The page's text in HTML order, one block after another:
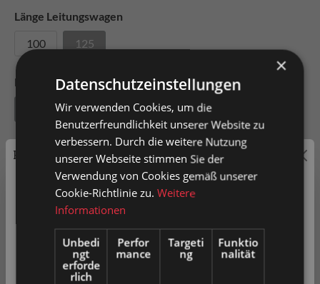
Länge Leitungswagen
100
125
Radius Auflage
80
In den Warenkorb
Artikel-Nr. 0020682
Preisauszeichnung
Privatkunden können Preise mit MwSt. (brutto) und
Geschäftskunden Preise ohne MwSt. (netto) angezeigt
werden.
Bitte wählen Sie Ihre bevorzugte Einstellung:
×
Datenschutzeinstellungen
Wir verwenden Cookies, um die
Benutzerfreundlichkeit unserer Website zu
verbessern. Durch die weitere Nutzung
unserer Webseite stimmen Sie der
Verwendung von Cookies gemäß unserer
Cookie-Richtlinie zu.Weitere
Informationen
Unbedi
ngt
erforde
rlich
Perfor
mance
Targeti
ng
Funktio
nalität